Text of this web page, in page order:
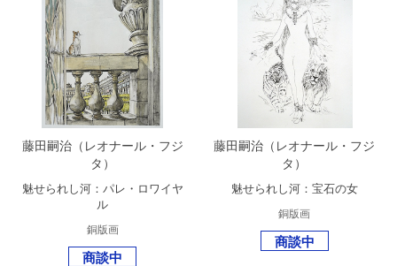
藤田嗣治（レオナール・フジ
タ）
魅せられし河：パレ・ロワイヤ
ル
銅版画
商談中
藤田嗣治（レオナール・フジ
タ）
魅せられし河：宝石の女
銅版画
商談中